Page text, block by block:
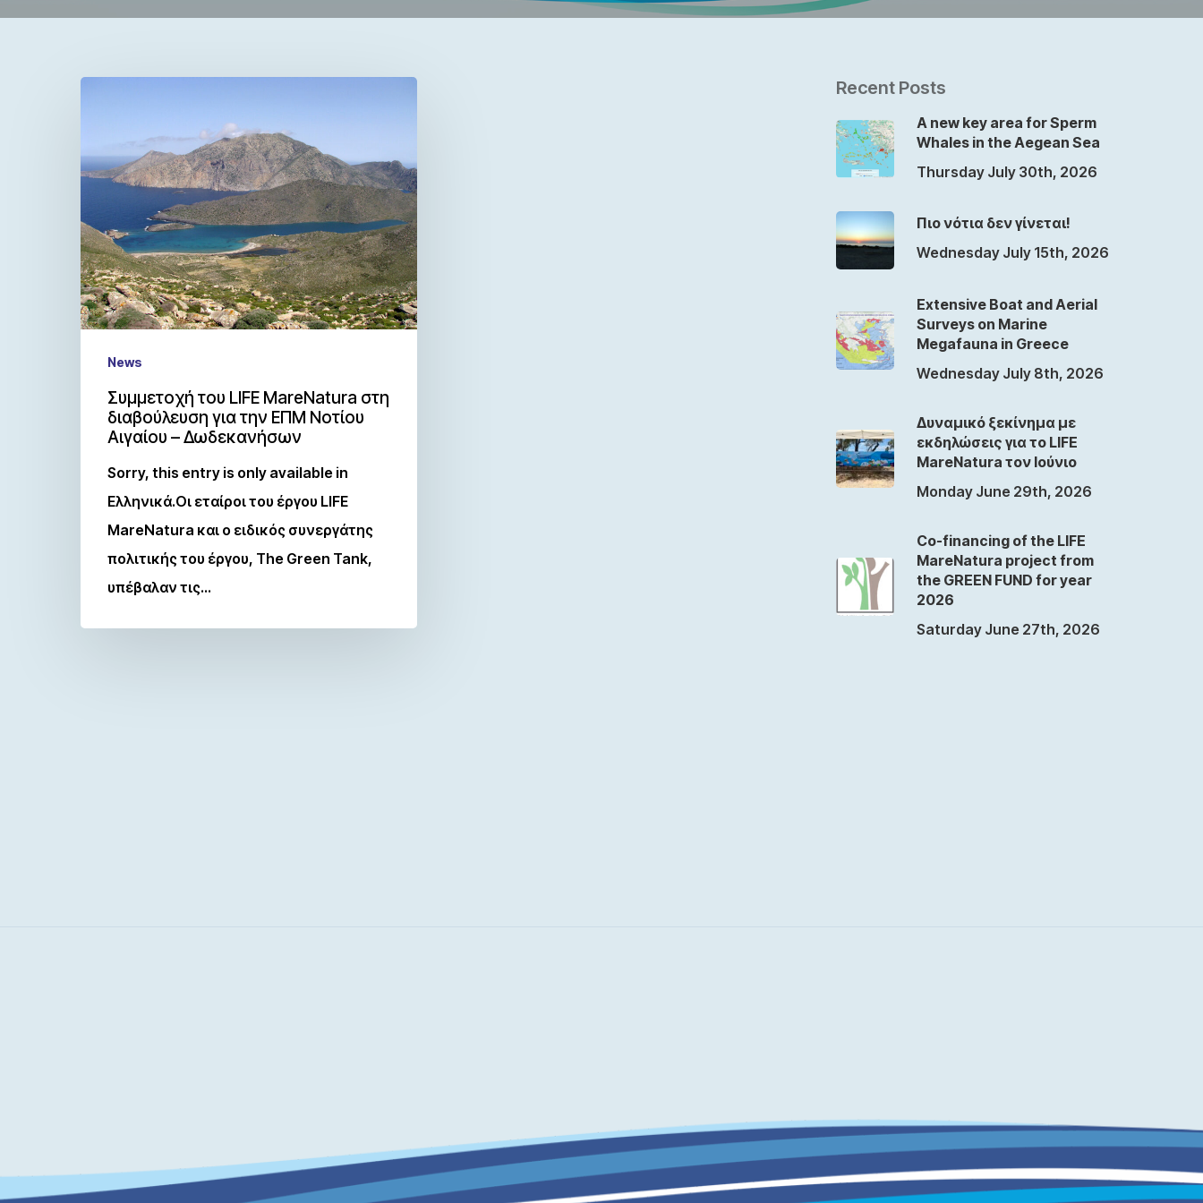
News
Συμμετοχή του LIFE MareNatura στη
διαβούλευση για την ΕΠΜ Νοτίου
Αιγαίου – Δωδεκανήσων
Sorry, this entry is only available in
Ελληνικά.Οι εταίροι του έργου LIFE
MareNatura και ο ειδικός συνεργάτης
πολιτικής του έργου, The Green Tank,
υπέβαλαν τις…
Recent Posts
A new key area for Sperm
Whales in the Aegean Sea
Thursday July 30th, 2026
Πιο νότια δεν γίνεται!
Wednesday July 15th, 2026
Extensive Boat and Aerial
Surveys on Marine
Megafauna in Greece
Wednesday July 8th, 2026
Δυναμικό ξεκίνημα με
εκδηλώσεις για το LIFE
MareNatura τον Ιούνιο
Monday June 29th, 2026
Co-financing of the LIFE
MareNatura project from
the GREEN FUND for year
2026
Saturday June 27th, 2026